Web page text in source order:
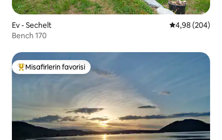
Ev - Sechelt 5 üzerinden
4,98 (204)
Bench 170
Misafirlerin favorilerinden en beğenilenler arasında
Misafirlerin favorisi